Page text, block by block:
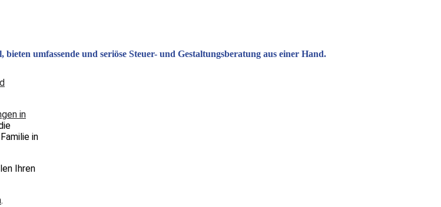
umfassende und seriöse Steuer- und Gestaltungsberatung aus einer Hand.
in
in
Ihren
.